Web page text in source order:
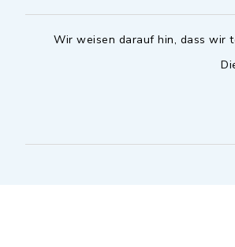
Wir weisen darauf hin, dass wir
Notfallnummer
0151 57140232